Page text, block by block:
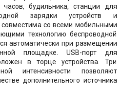
будильника, станции для
зарядки устройств и
совместима со всеми мобильными
технологию беспроводной
автоматически при размещении
площадке. USB-порт для
в торце устройства. Три
интенсивности позволяют
дополнительного источника